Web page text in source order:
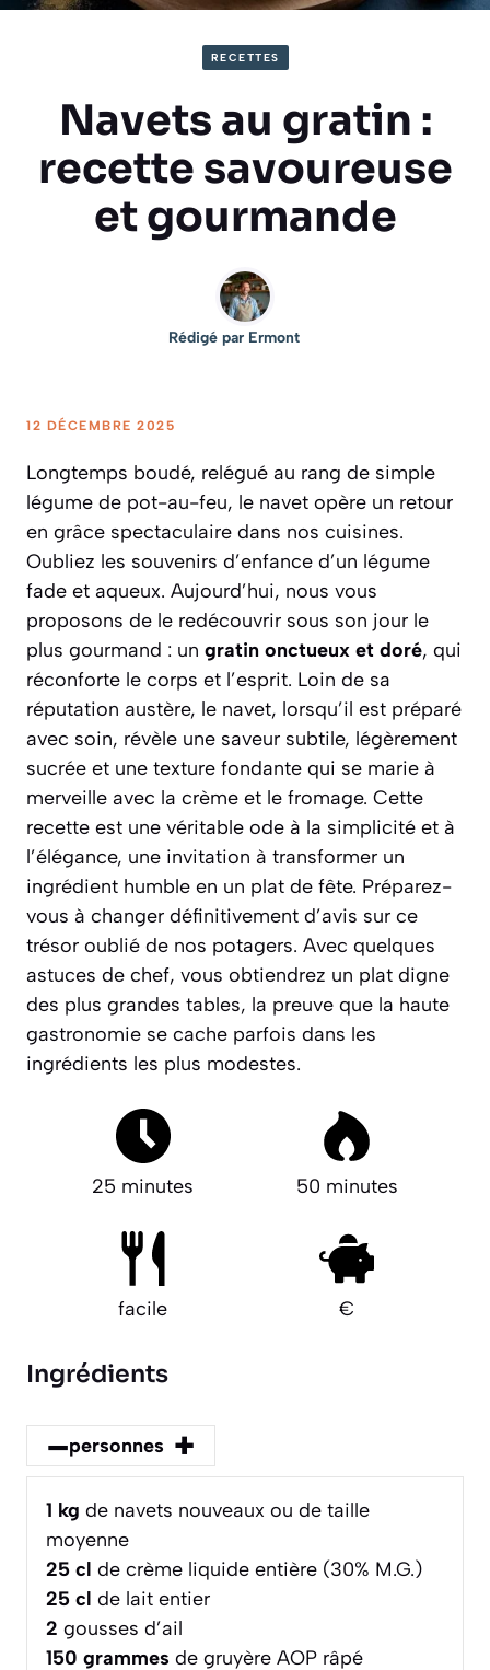
RECETTES
Navets au gratin :
recette savoureuse
et gourmande
Rédigé par Ermont
12 DÉCEMBRE 2025
Longtemps boudé, relégué au rang de simple
légume de pot-au-feu, le navet opère un retour
en grâce spectaculaire dans nos cuisines.
Oubliez les souvenirs d’enfance d’un légume
fade et aqueux. Aujourd’hui, nous vous
proposons de le redécouvrir sous son jour le
plus gourmand : un gratin onctueux et doré, qui
réconforte le corps et l’esprit. Loin de sa
réputation austère, le navet, lorsqu’il est préparé
avec soin, révèle une saveur subtile, légèrement
sucrée et une texture fondante qui se marie à
merveille avec la crème et le fromage. Cette
recette est une véritable ode à la simplicité et à
l’élégance, une invitation à transformer un
ingrédient humble en un plat de fête. Préparez-
vous à changer définitivement d’avis sur ce
trésor oublié de nos potagers. Avec quelques
astuces de chef, vous obtiendrez un plat digne
des plus grandes tables, la preuve que la haute
gastronomie se cache parfois dans les
ingrédients les plus modestes.
25 minutes 50 minutes
facile €
Ingrédients
–personnes +
1 kg de navets nouveaux ou de taille
moyenne
25 cl de crème liquide entière (30% M.G.)
25 cl de lait entier
2 gousses d’ail
150 grammes de gruyère AOP râpé